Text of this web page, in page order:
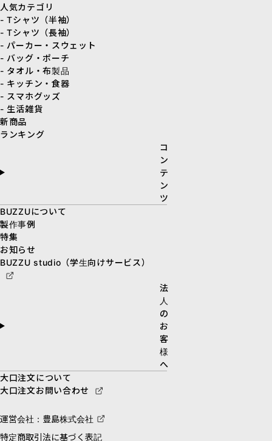
人気カテゴリ
- Tシャツ（半袖）
- Tシャツ（長袖）
- パーカー・スウェット
- バッグ・ポーチ
- タオル・布製品
- キッチン・食器
- スマホグッズ
- 生活雑貨
新商品
ランキング
コ
ン
テ
ン
ツ
BUZZUについて
製作事例
特集
お知らせ
BUZZU studio（学生向けサービス）
法
人
の
お
客
様
へ
大口注文について
大口注文お問い合わせ
運営会社：豊島株式会社
特定商取引法に基づく表記